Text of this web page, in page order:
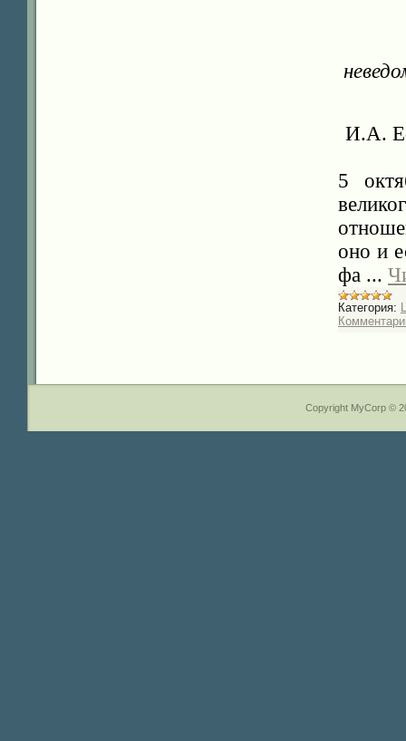
И.А.
5
оно и
фа ...
Категория:
Copyright MyCorp ©